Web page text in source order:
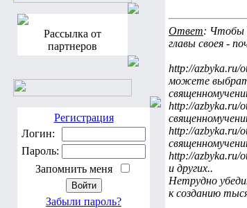
Рассылка от
партнеров
Регистрация
Логин:
Пароль:
Запомнить меня
Забыли пароль?
Ответ: Чтобы
главы своея -
http://azbyka.ru/
можете
http://azbyka.ru/
http://azbyka.ru/
http://azbyka.ru/
и других..
Нетрудно
к созданию